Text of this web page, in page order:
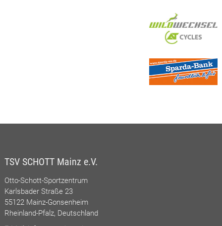
TSV SCHOTT Mainz e.V.
Otto-Schott-Sportzentrum
Karlsbader Straße 23
55122 Mainz-Gonsenheim
Rheinland-Pfalz, Deutschland